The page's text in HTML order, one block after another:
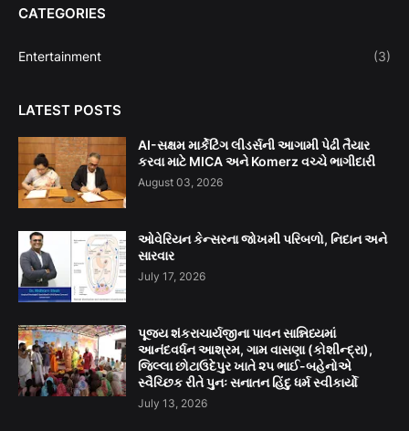
CATEGORIES
Entertainment (3)
LATEST POSTS
AI-સક્ષમ માર્કેટિંગ લીડર્સની આગામી પેઢી તૈયાર
કરવા માટે MICA અને Komerz વચ્ચે ભાગીદારી
August 03, 2026
ઓવેરિયન કેન્સરના જોખમી પરિબળો, નિદાન અને
સારવાર
July 17, 2026
પૂજ્ય શંકરાચાર્યજીના પાવન સાન્નિધ્યમાં
આનંદવર્ધન આશ્રમ, ગામ વાસણા (કોશીન્દ્રા),
જિલ્લા છોટાઉદેપુર ખાતે ૨૫ ભાઈ-બહેનોએ
સ્વૈચ્છિક રીતે પુનઃ સનાતન હિંદુ ધર્મ સ્વીકાર્યો
July 13, 2026